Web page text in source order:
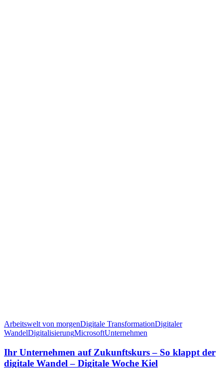
Arbeitswelt von morgenDigitale TransformationDigitaler
WandelDigitalisierungMicrosoftUnternehmen
Ihr Unternehmen auf Zukunftskurs – So klappt der
digitale Wandel – Digitale Woche Kiel